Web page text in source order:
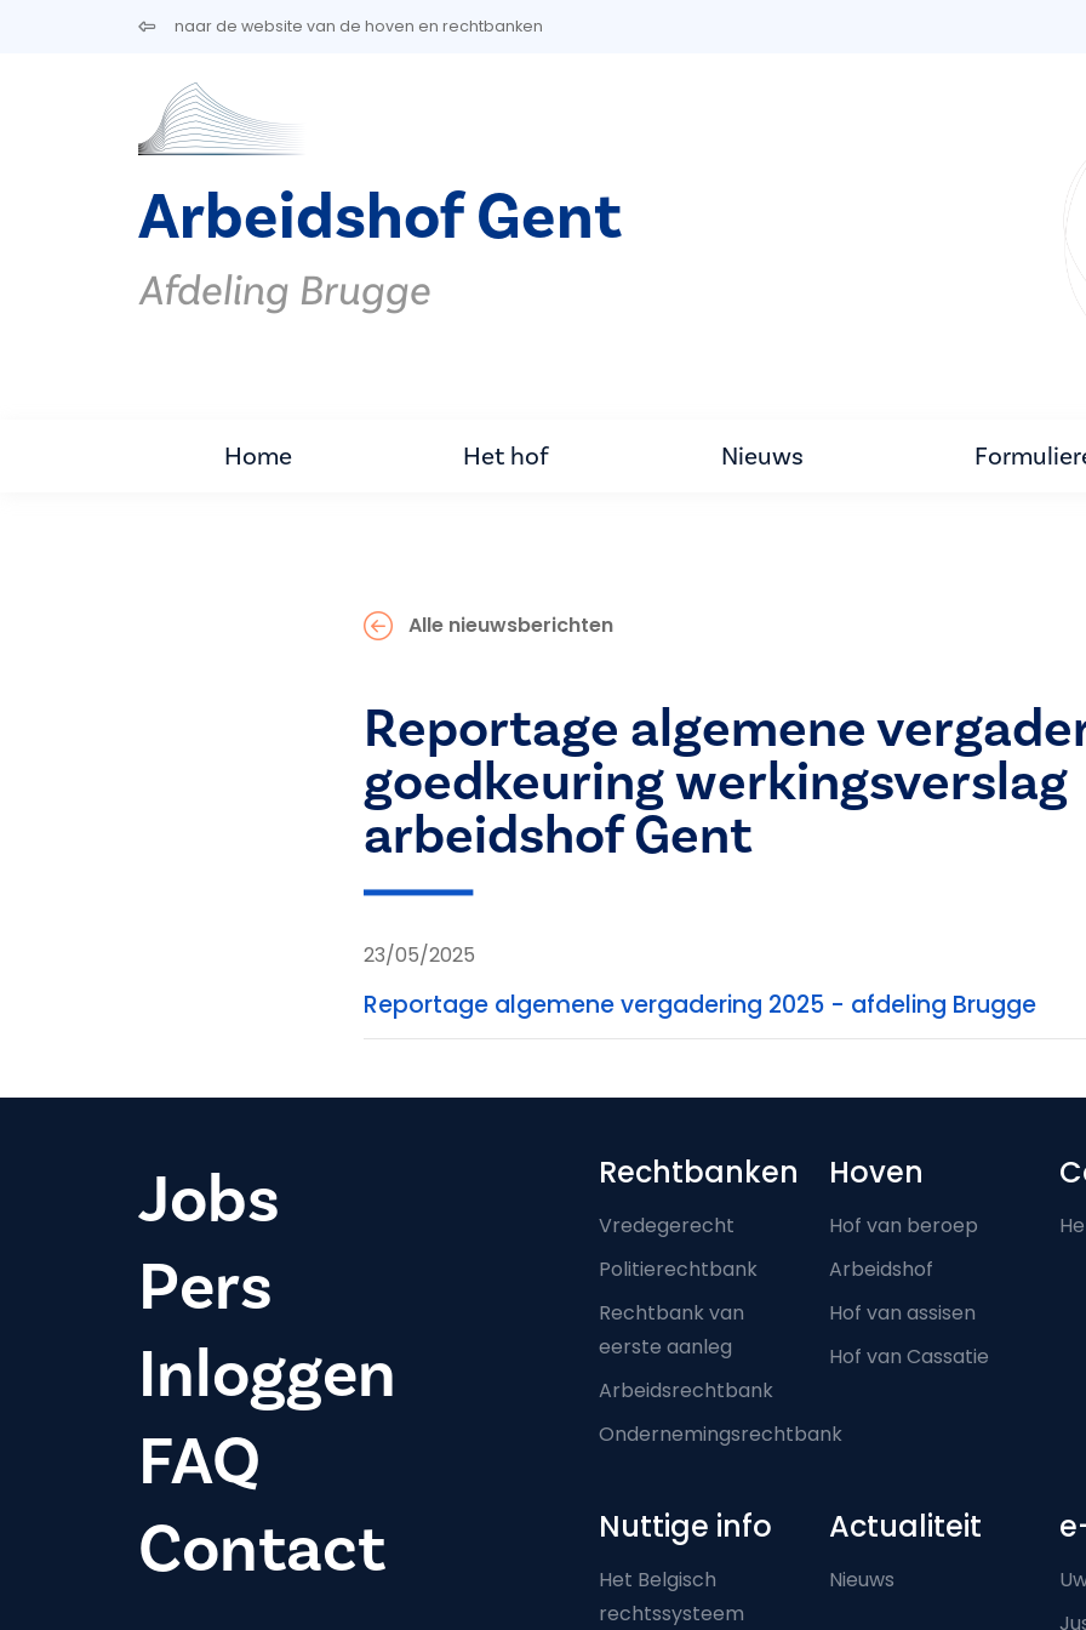
Overslaan en naar de inhoud gaannaar de website van de hoven en rechtbanken
Arbeidshof Gent
Afdeling Brugge
Home Het hof Nieuws
Alle nieuwsberichten
Reportage algemene
goedkeuring werkingsverslag
arbeidshof Gent
23/05/2025
Reportage algemene vergadering 2025 - afdeling Brugge
Jobs
Pers
Inloggen
FAQ
Contact
Footer-menu
Rechtbanken
Vredegerecht
Politierechtbank
Rechtbank van
eerste aanleg
Arbeidsrechtbank
Ondernemingsrechtbank
Hoven
Hof van beroep
Arbeidshof
Hof van assisen
Hof van Cassatie
Nuttige info
Het Belgisch
rechtssysteem
Actualiteit
Nieuws